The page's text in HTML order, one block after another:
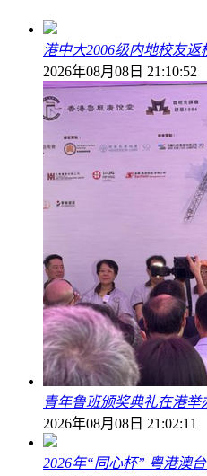
港中大2006级内地校友
2026年08月08日 21:10:52
青年鲁班颁奖典礼在港
2026年08月08日 21:02:11
2026年“同心杯” 粤港澳